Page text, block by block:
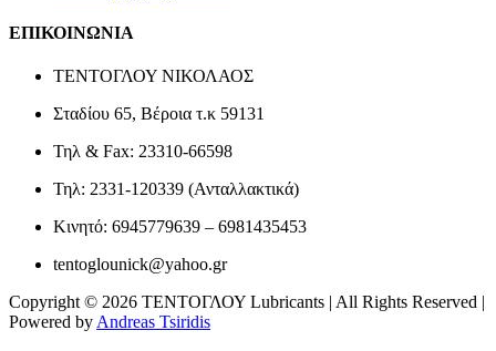
ΕΠΙΚΟΙΝΩΝΙΑ
ΤΕΝΤΟΓΛΟΥ ΝΙΚΟΛΑΟΣ
Σταδίου 65, Βέροια τ.κ 59131
Τηλ & Fax: 23310-66598
Τηλ: 2331-120339 (Ανταλλακτικά)
Κινητό: 6945779639 – 6981435453
tentoglounick@yahoo.gr
Copyright © 2026 ΤΕΝΤΟΓΛΟΥ Lubricants | All Rights Reserved |
Powered byAndreas Tsiridis